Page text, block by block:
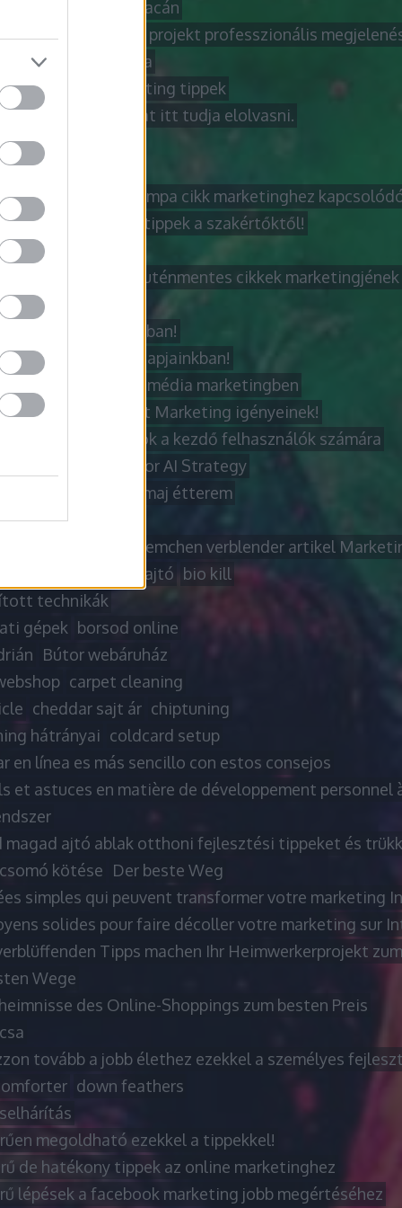
virágzó piacán
lakásfelújítási projekt professzionális
cikk azok számára
internetes marketing tippek
laptop tanácsokat itt tudja elolvasni.
módja annak
útmutató
útmutató a netlámpa cikk marketinghez
videó marketing tippek a szakértőktől!
jobb lehet
és a gluténmentes cikkek
folyamata
Ki is Ő valójában!
jelentősége napjainkban!
lépései a közösségi média marketingben
titkai az Ön Internet Marketing igényeinek!
laptop tanácsok a kezdő felhasználók számára
Diagnostic View for AI Strategy
badacsonytomaj étterem
beltéri ajtó
über effizientes Riemchen verblender artikel
billenő garázsajtó bio kill
technikák
gépek borsod online
Bútor webáruház
carpet cleaning
cheddar sajt ár chiptuning
hátrányai coldcard setup
en línea es más sencillo con estos consejos
et astuces en matière de développement personnel
magad ajtó ablak otthoni fejlesztési tippeket és
kötése Der beste Weg
simples qui peuvent transformer votre marketing
solides pour faire décoller votre marketing sur
Tipps machen Ihr Heimwerkerprojekt
Wege
des Online-Shoppings zum besten Preis
tovább a jobb élethez ezekkel a személyes
down feathers
megoldható ezekkel a tippekkel!
de hatékony tippek az online marketinghez
lépések a facebook marketing jobb megértéséhez